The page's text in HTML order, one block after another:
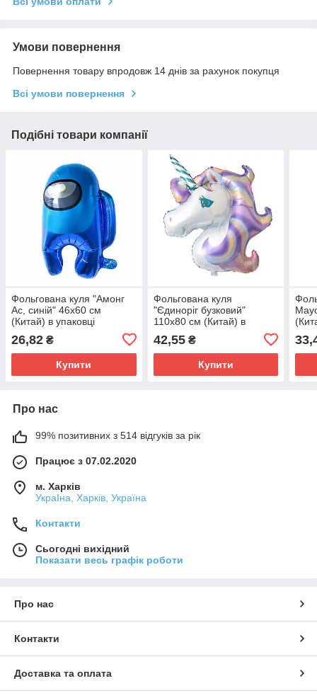
Умови повернення
Повернення товару впродовж 14 днів за рахунок покупця
Всі умови повернення
Подібні товари компанії
Фольгована куля "Амонг
Ас, синій" 46х60 см
(Китай) в упаковці
26,82 ₴
Купити
Фольгована куля
"Єдиноріг бузковий"
110х80 см (Китай) в
42,55₴
Купити
Про нас
99% позитивних з 514 відгуків за рік
Працює з 07.02.2020
м. Харків
УкраІна, Харків, Україна
Контакти
Сьогодні вихідний
Показати весь графік роботи
Про нас
Контакти
Доставка та оплата